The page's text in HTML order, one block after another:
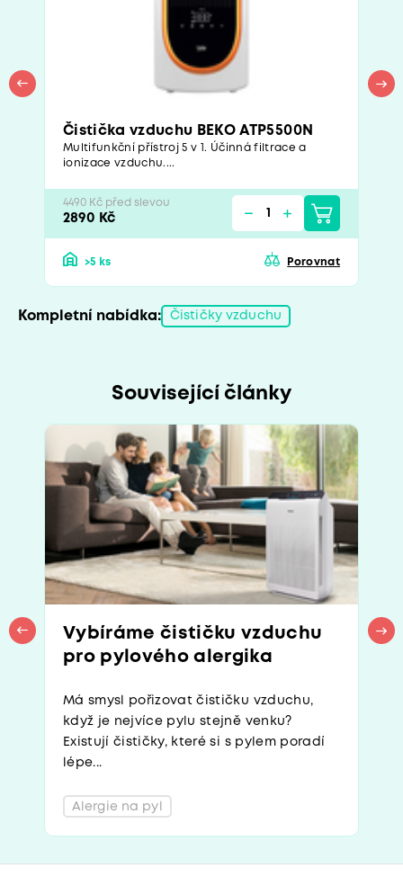
Čistička vzduchu BEKO ATP5500N
Multifunkční přístroj 5 v 1. Účinná filtrace a
ionizace vzduchu....
4490 Kč před slevou
2890 Kč
>5 ks Porovnat
Kompletní nabídka: Čističky vzduchu
Související články
Vybíráme čističku vzduchu
pro pylového alergika
Má smysl pořizovat čističku vzduchu,
když je nejvíce pylu stejně venku?
Existují čističky, které si s pylem poradí
lépe...
Alergie na pyl